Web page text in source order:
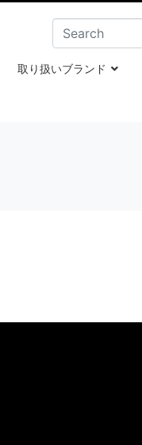
取り扱いブランド